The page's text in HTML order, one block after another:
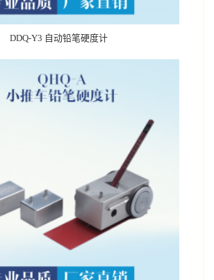
DDQ-Y3 自动铅笔硬度计